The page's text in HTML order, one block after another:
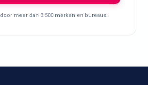
meer dan 3.500 merken en bureaus